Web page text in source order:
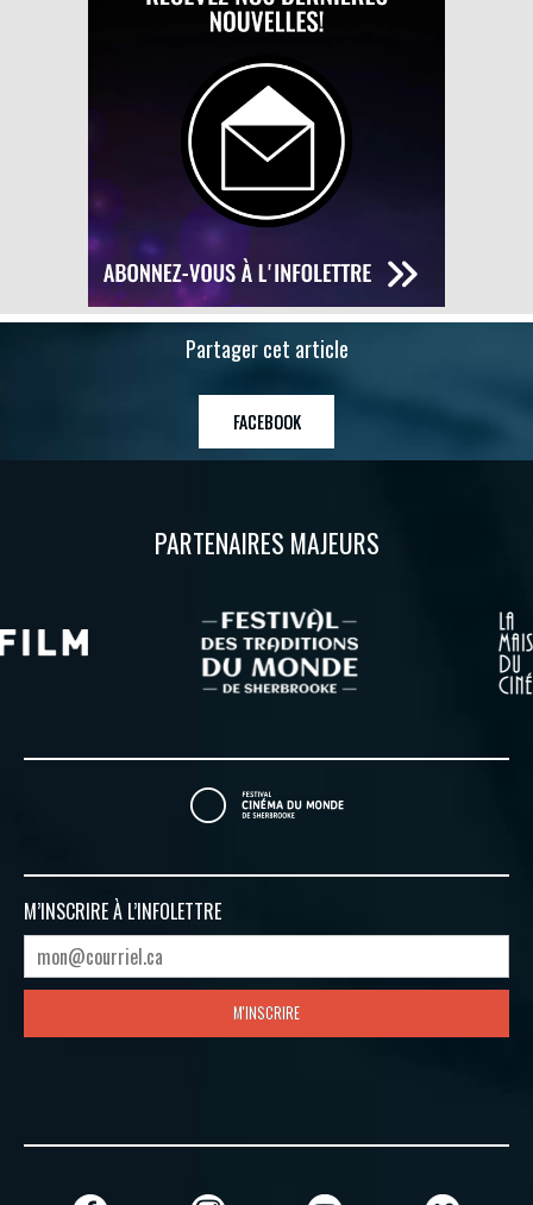
Partager cet article
FACEBOOK
PARTENAIRES MAJEURS
M’INSCRIRE À L’INFOLETTRE
M'INSCRIRE